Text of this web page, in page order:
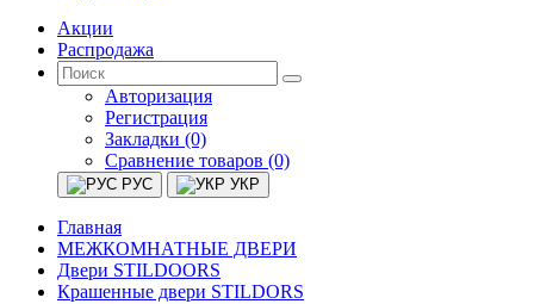
Акции
Распродажа
Авторизация
Регистрация
Закладки (0)
Сравнение товаров (0)
РУС УКР
Главная
МЕЖКОМНАТНЫЕ ДВЕРИ
Двери STILDOORS
Крашенные двери STILDORS